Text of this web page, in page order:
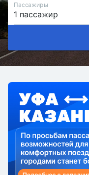
Пассажиры